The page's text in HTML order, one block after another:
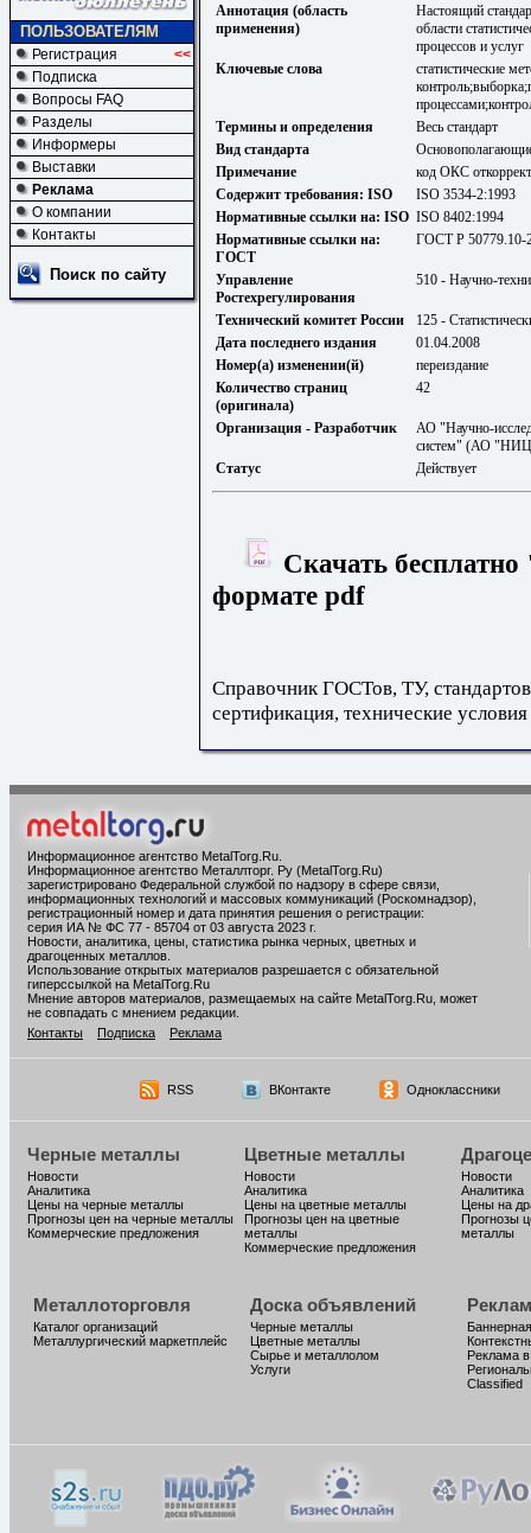
ПОЛЬЗОВАТЕЛЯМ
Регистрация
<<
Подписка
Вопросы FAQ
Разделы
Информеры
Выставки
Реклама
О компании
Контакты
Поиск по сайту
Аннотация (область
применения)
Настоящий
области
процессов и услуг
Ключевые слова
статистические
Термины и определения
Весь стандарт
Вид стандарта
Примечание
код ОКС
Содержит требования: ISO
ISO 3534-2:1993
Нормативные ссылки на: ISO ISO 8402:1994
Нормативные ссылки на:
ГОСТ
ГОСТ Р 50779.10-
Управление
Ростехрегулирования
510 - Научно-
Технический комитет России
125 -
Дата последнего издания
01.04.2008
Номер(а) изменении(й)
переиздание
Количество страниц
(оригинала)
42
Организация - Разработчик
АО "Научно-
систем" (АО
Статус
Действует
Скачать
формате pdf
Справочник ГОСТов, ТУ,
сертификация, технические условия
Информационное агентство MetalTorg.Ru
Информационное агентство Металлторг. Ру (MetalTorg.Ru)
зарегистрировано Федеральной службой по надзору в сфере связи,
информационных технологий и массовых коммуникаций (Роскомнадзор),
регистрационный номер и дата принятия решения о регистрации:
серия ИА № ФС 77 - 85704 от 03 августа 2023 г.
Новости, аналитика, цены, статистика рынка черных, цветных и
драгоценных металлов.
Использование открытых материалов разрешается с обязательной
гиперссылкой на MetalTorg.Ru
Мнение авторов материалов, размещаемых на сайте MetalTorg.Ru, может
не совпадать с мнением редакции.
Контакты
Подписка Реклама
RSS ВКонтакте Одноклассники
Черные металлы
Новости
Аналитика
Цены на черные металлы
Прогнозы цен на черные металлы
Коммерческие предложения
Цветные металлы
Новости
Аналитика
Цены на цветные металлы
Прогнозы цен на цветные
металлы
Коммерческие предложения
Новости
Аналитика
Цены на
Прогнозы
металлы
Металлоторговля
Каталог организаций
Металлургический маркетплейс
Доска объявлений
Черные металлы
Цветные металлы
Сырье и металлолом
Услуги
Реклама
Classified